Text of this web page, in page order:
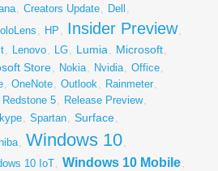
, Creators Update, Dell ,
, HP , Insider Preview,
, Lenovo, LG, Lumia , Microsoft,
Store, Nokia, Nvidia, Office,
, OneNote, Outlook, Rainmeter,
Redstone 5, Release Preview,
, Spartan, Surface,
, Windows 10,
10 IoT, Windows 10 Mobile,